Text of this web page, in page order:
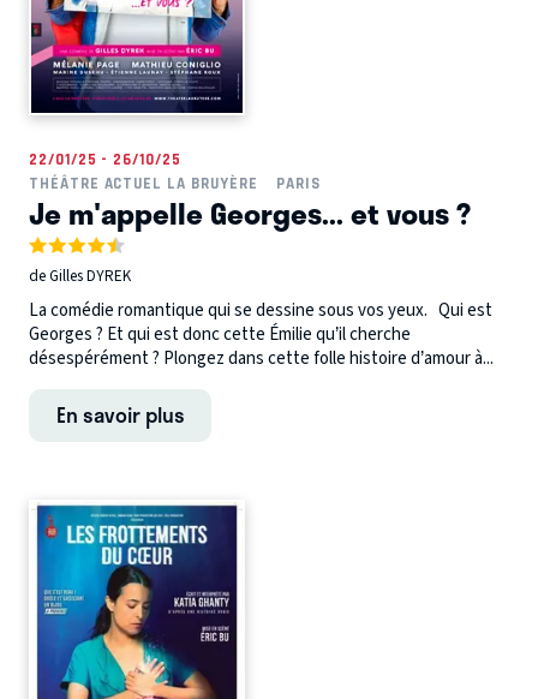
22/01/25 - 26/10/25
THÉÂTRE ACTUEL LA BRUYÈRE
PARIS
Je m'appelle Georges... et vous ?
de Gilles DYREK
La comédie romantique qui se dessine sous vos yeux. Qui est
Georges ? Et qui est donc cette Émilie qu’il cherche
désespérément ? Plongez dans cette folle histoire d’amour à...
En savoir plus